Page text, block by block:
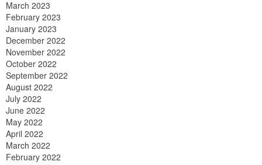
March 2023
February 2023
January 2023
December 2022
November 2022
October 2022
September 2022
August 2022
July 2022
June 2022
May 2022
April 2022
March 2022
February 2022